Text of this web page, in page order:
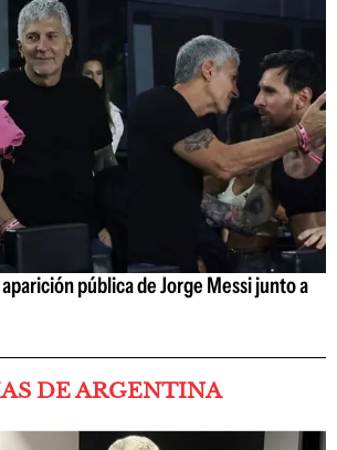
pública de Jorge Messi junto a
DE ARGENTINA